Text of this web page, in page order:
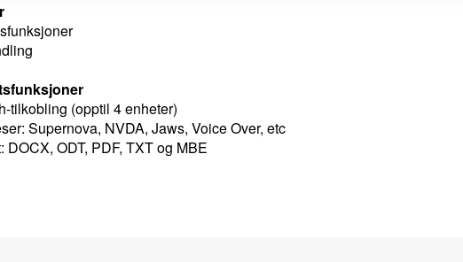
tilkobling (opptil 4 enheter)
Supernova, NVDA, Jaws, Voice Over, etc
DOCX, ODT, PDF, TXT og MBE